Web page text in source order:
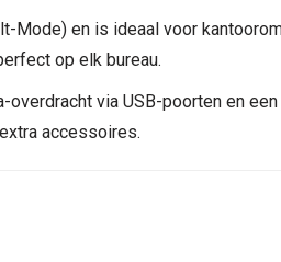
Mode) en is ideaal voor
op elk bureau.
via USB-poorten en
accessoires.